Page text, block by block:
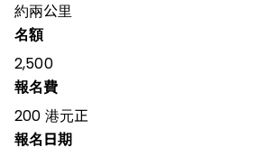
約兩公里
名額
2,500
報名費
200 港元正
報名日期